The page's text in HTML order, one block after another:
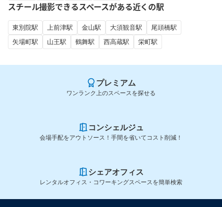
スチール撮影できるスペースがある近くの駅
東別院駅 上前津駅 金山駅 大須観音駅
尾頭橋駅
矢場町駅
山王駅 鶴舞駅 西高蔵駅 栄町駅
プレミアム
ワンランク上のスペースを探せる
コンシェルジュ
会場手配をアウトソース！手間を省いてコスト削減！
シェアオフィス
レンタルオフィス・コワーキングスペースを簡単検索